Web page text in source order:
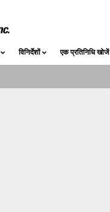
विनिर्देशों एक प्रतिनिधि खोजें